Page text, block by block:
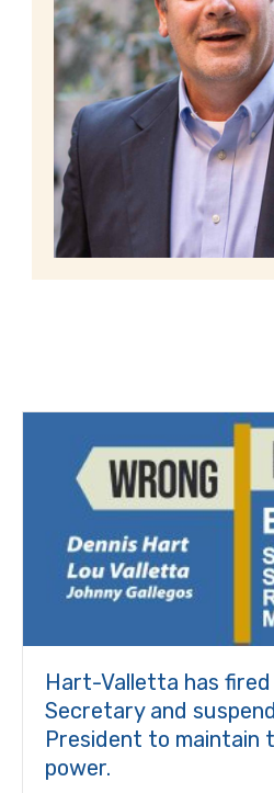
Hart-Valletta has
Secretary and
President to maintain
power.